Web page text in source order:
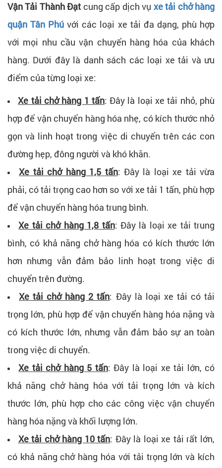
Vận Tải Thành Đạt cung cấp dịch vụ xe tải chở hàng
quận Tân Phú với các loại xe tải đa dạng, phù hợp
với mọi nhu cầu vận chuyển hàng hóa của khách
hàng. Dưới đây là danh sách các loại xe tải và ưu
điểm của từng loại xe:
Xe tải chở hàng 1 tấn: Đây là loại xe tải nhỏ, phù
hợp để vận chuyển hàng hóa nhẹ, có kích thước nhỏ
gọn và linh hoạt trong việc di chuyển trên các con
đường hẹp, đông người và khó khăn.
Xe tải chở hàng 1,5 tấn: Đây là loại xe tải vừa
phải, có tải trọng cao hơn so với xe tải 1 tấn, phù hợp
để vận chuyển hàng hóa trung bình.
Xe tải chở hàng 1,8 tấn: Đây là loại xe tải trung
bình, có khả năng chở hàng hóa có kích thước lớn
hơn nhưng vẫn đảm bảo linh hoạt trong việc di
chuyển trên đường.
Xe tải chở hàng 2 tấn: Đây là loại xe tải có tải
trọng lớn, phù hợp để vận chuyển hàng hóa nặng và
có kích thước lớn, nhưng vẫn đảm bảo sự an toàn
trong việc di chuyển.
Xe tải chở hàng 5 tấn: Đây là loại xe tải lớn, có
khả năng chở hàng hóa với tải trọng lớn và kích
thước lớn, phù hợp cho các công việc vận chuyển
hàng hóa nặng và khối lượng lớn.
Xe tải chở hàng 10 tấn: Đây là loại xe tải rất lớn,
có khả năng chở hàng hóa với tải trọng lớn và kích